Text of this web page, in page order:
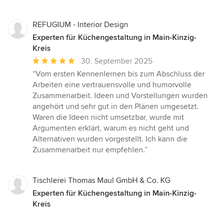
REFUGIUM - Interior Design
Experten für Küchengestaltung in Main-Kinzig-
Kreis
Durchschnittliche
Bewertung:
5
von
5
Sternen
30. September 2025
“Vom ersten Kennenlernen bis zum Abschluss der
Arbeiten eine vertrauensvolle und humorvolle
Zusammenarbeit. Ideen und Vorstellungen wurden
angehört und sehr gut in den Plänen umgesetzt.
Waren die Ideen nicht umsetzbar, wurde mit
Argumenten erklärt, warum es nicht geht und
Alternativen wurden vorgestellt. Ich kann die
Zusammenarbeit nur empfehlen.”
Tischlerei Thomas Maul GmbH & Co. KG
Experten für Küchengestaltung in Main-Kinzig-
Kreis